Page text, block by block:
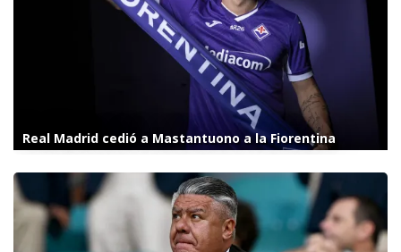
Real Madrid cedió a Mastantuono a la Fiorentina